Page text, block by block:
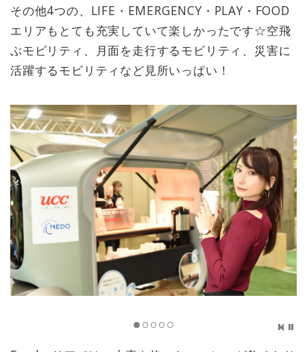
その他4つの、LIFE・EMERGENCY・PLAY・FOOD
エリアもとても充実していて楽しかったです☆空飛
ぶモビリティ、月面を走行するモビリティ、災害に
活躍するモビリティなど見所いっぱい！